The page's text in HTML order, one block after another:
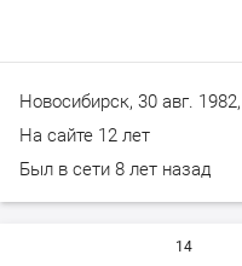
Новосибирск, 30 авг.
На сайте 12 лет
Был в сети 8 лет назад
14